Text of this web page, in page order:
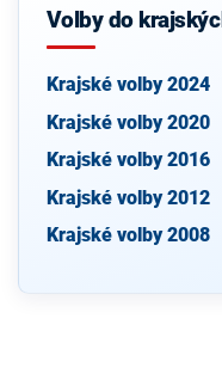
Volby do
Krajské volby 2024
Krajské volby 2020
Krajské volby 2016
Krajské volby 2012
Krajské volby 2008